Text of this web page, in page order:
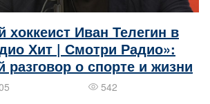
хоккеист Иван Телегин в
Хит | Смотри Радио»:
разговор о спорте и жизни
542